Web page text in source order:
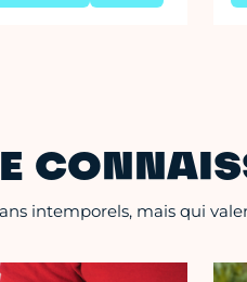
intemporels, mais qui